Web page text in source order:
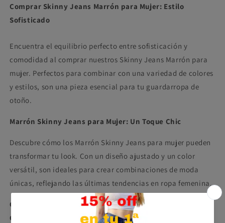
Comprar Skinny Jeans Marrón para Mujer: Estilo
Sofisticado
Encuentra el equilibrio perfecto entre sofisticación y
comodidad al comprar nuestros Skinny Jeans Marrón para
mujer. Perfectos para combinar con una variedad de colores
y estilos, son una pieza esencial para tu guardarropa de
otoño.
Marrón Skinny Jeans para Mujer: Un Toque Chic
Descubre cómo los Marrón Skinny Jeans para mujer pueden
transformar tu look. Con un diseño ajustado y un color
versátil, son ideales para crear combinaciones de moda
únicas, reflejando las últimas tendencias en ropa femenina.
Combinación de Colores con Skinny Jeans Marrón:
Creatividad y Estilo